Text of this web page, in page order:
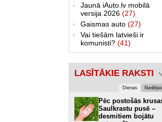
Jaunā iAuto.lv mobilā
versija 2026 (27)
Gaismas auto (27)
Vai tiešām latvieši ir
komunisti? (41)
LASĪTĀKIE RAKSTI
Dienas Nedēļas
Pēc postošās
Saulkrastu pusē –
desmitiem bojātu